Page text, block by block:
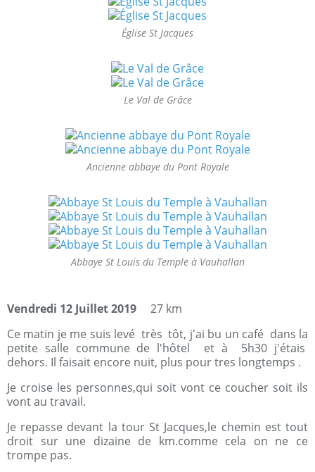
Église St Jacques
Le Val de Grâce
Ancienne abbaye du Pont Royale
Abbaye St Louis du Temple à Vauhallan
Vendredi 12 Juillet 2019 27 km
Ce matin je me suis levé très tôt, j'ai bu un café dans la
petite salle commune de l'hôtel et à 5h30 j'étais
dehors. Il faisait encore nuit, plus pour tres longtemps .
Je croise les personnes,qui soit vont ce coucher soit ils
vont au travail.
Je repasse devant la tour St Jacques,le chemin est tout
droit sur une dizaine de km.comme cela on ne ce
trompe pas.